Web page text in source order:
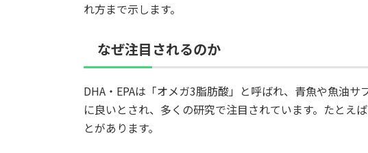
れ方まで示します。
なぜ注目されるのか
DHA・EPAは「オメガ3脂肪酸」と呼ばれ、青魚や魚油
に良いとされ、多くの研究で注目されています。たとえ
とがあります。